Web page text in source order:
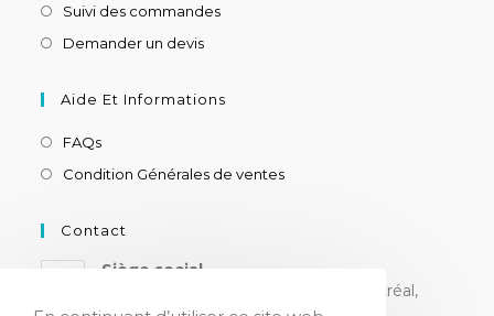
Suivi des commandes
Demander un devis
Aide Et Informations
FAQs
Condition Générales de ventes
Contact
Siège social
8180 ch. Devonshire, suite 205, Montréal,
H4P 2K3, CANADA